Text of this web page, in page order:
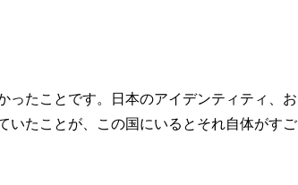
ったことです。日本のアイデンティティ、お
いたことが、この国にいるとそれ自体がすご